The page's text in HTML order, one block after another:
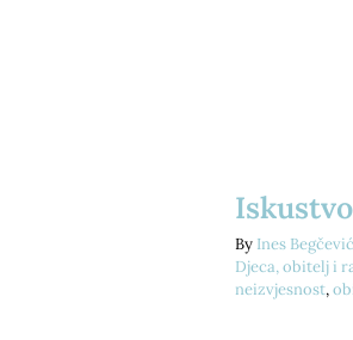
By Ines Begčević
Djeca, obitelj i
neizvjesnost,